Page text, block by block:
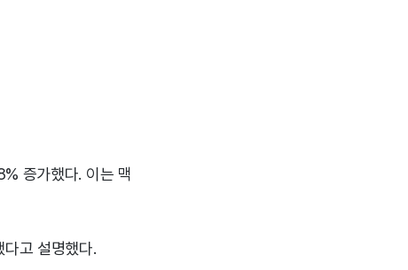
증가했다. 이는 맥
다고 설명했다.